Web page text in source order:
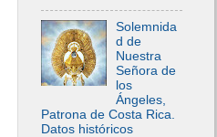
Solemnida
d de
Nuestra
Señora de
los
Ángeles,
Patrona de Costa Rica.
Datos históricos